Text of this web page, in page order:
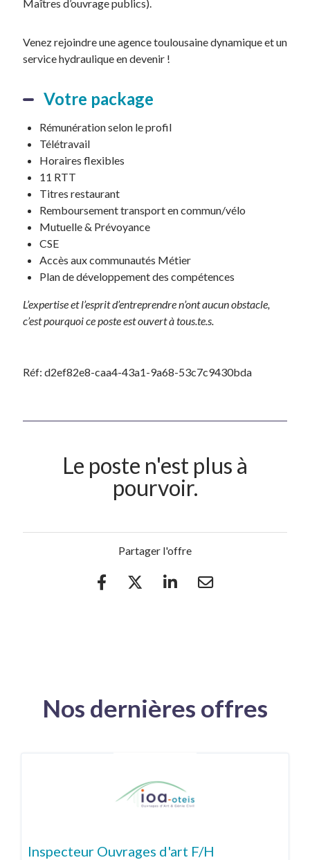
Maîtres d’ouvrage publics).
Venez rejoindre une agence toulousaine dynamique et un
service hydraulique en devenir !
Votre package
Rémunération selon le profil
Télétravail
Horaires flexibles
11 RTT
Titres restaurant
Remboursement transport en commun/vélo
Mutuelle & Prévoyance
CSE
Accès aux communautés Métier
Plan de développement des compétences
L’expertise et l’esprit d’entreprendre n’ont aucun obstacle,
c’est pourquoi ce poste est ouvert à tous.te.s.
Réf: d2ef82e8-caa4-43a1-9a68-53c7c9430bda
Le poste n'est plus à
pourvoir.
Partager l'offre
Nos dernières offres
Inspecteur Ouvrages d'art F/H